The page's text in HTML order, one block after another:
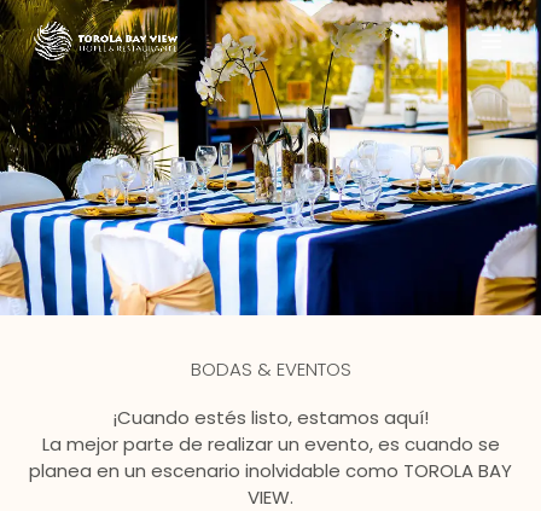
Ir
al
contenido
BODAS & EVENTOS
¡Cuando estés listo, estamos aquí!
La mejor parte de realizar un evento, es cuando se
planea en un escenario inolvidable como TOROLA BAY
VIEW.